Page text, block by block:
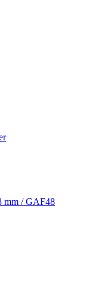
mm / GAF48